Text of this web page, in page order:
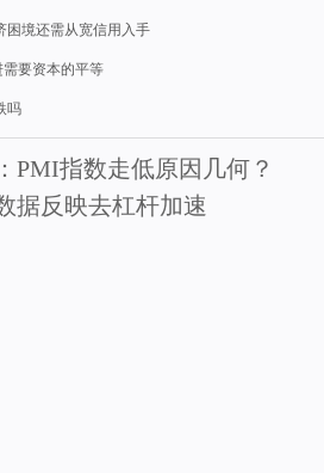
困境还需从宽信用入手
需要资本的平等
吗
PMI指数走低原因几何？
据反映去杠杆加速